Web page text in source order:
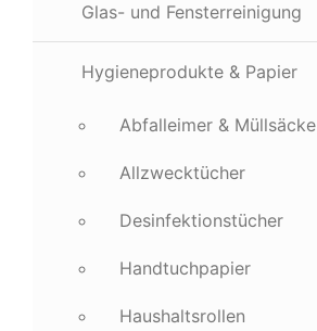
Glas- und Fensterreinigung
Hygieneprodukte & Papier
Abfalleimer & Müllsäcke
Allzwecktücher
Desinfektionstücher
Handtuchpapier
Haushaltsrollen